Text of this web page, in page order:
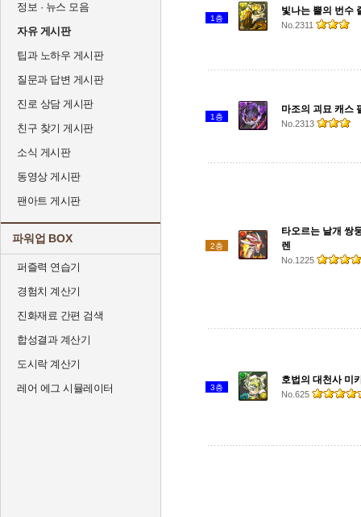
정보 · 뉴스 모음
자유 게시판
팁과 노하우 게시판
질문과 답변 게시판
진로 상담 게시판
친구 찾기 게시판
소식 게시판
동영상 게시판
팬아트 게시판
파워업 BOX
퍼즐력 연습기
경험치 계산기
진화재료 간편 검색
합성결과 계산기
도시락 계산기
레어 에그 시뮬레이터
1층
빛나는 뿔의 번수
No.2311
1층
마조의 괴묘 캐스
No.2313
2층
타오르는 날개 쌍
렌
No.1225
3층
호법의 대천사 미
No.625